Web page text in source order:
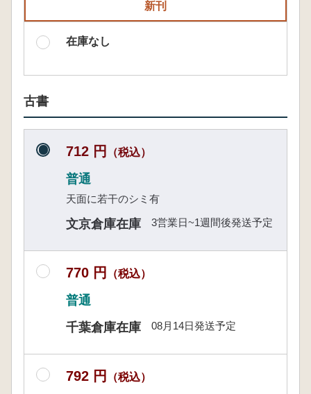
新刊
在庫なし
古書
712 円 （税込）
普通
天面に若干のシミ有
文京倉庫在庫 3営業日~1週間後発送予定
770 円 （税込）
普通
千葉倉庫在庫
08月14日発送予定
792 円 （税込）